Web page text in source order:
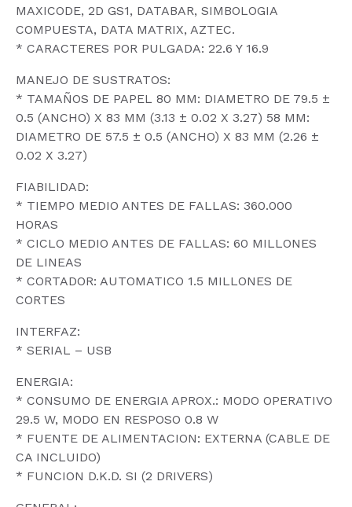
MAXICODE, 2D GS1, DATABAR, SIMBOLOGIA
COMPUESTA, DATA MATRIX, AZTEC.
* CARACTERES POR PULGADA: 22.6 Y 16.9
MANEJO DE SUSTRATOS:
* TAMAÑOS DE PAPEL 80 MM: DIAMETRO DE 79.5 ±
0.5 (ANCHO) X 83 MM (3.13 ± 0.02 X 3.27) 58 MM:
DIAMETRO DE 57.5 ± 0.5 (ANCHO) X 83 MM (2.26 ±
0.02 X 3.27)
FIABILIDAD:
* TIEMPO MEDIO ANTES DE FALLAS: 360.000
HORAS
* CICLO MEDIO ANTES DE FALLAS: 60 MILLONES
DE LINEAS
* CORTADOR: AUTOMATICO 1.5 MILLONES DE
CORTES
INTERFAZ:
* SERIAL – USB
ENERGIA:
* CONSUMO DE ENERGIA APROX.: MODO OPERATIVO
29.5 W, MODO EN RESPOSO 0.8 W
* FUENTE DE ALIMENTACION: EXTERNA (CABLE DE
CA INCLUIDO)
* FUNCION D.K.D. SI (2 DRIVERS)